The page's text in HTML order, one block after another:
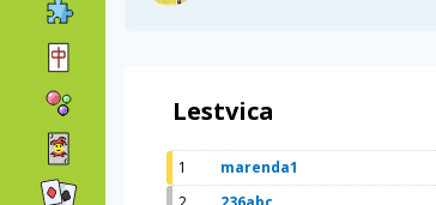
Lestvica
1 marenda1